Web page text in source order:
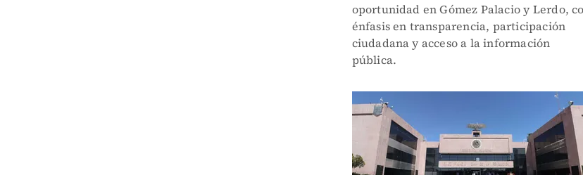
oportunidad en Gómez Palacio y Lerdo,
énfasis en transparencia, participación
ciudadana y acceso a la información
pública.